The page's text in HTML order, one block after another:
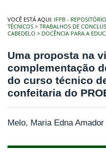
VOCÊ ESTÁ AQUI: IFPB -
TÉCNICOS
TRABALHOS DE
CABEDELO
DOCÊNCIA PARA A
Uma proposta na
complementação
do curso técnico
confeitaria do
Melo, Maria Edna Amador